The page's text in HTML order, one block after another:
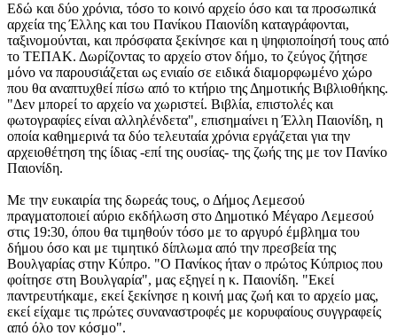
Εδώ και δύο χρόνια, τόσο το κοινό αρχείο όσο και τα προσωπικά
αρχεία της Έλλης και του Πανίκου Παιονίδη καταγράφονται,
ταξινομούνται, και πρόσφατα ξεκίνησε και η ψηφιοποίησή τους από
το ΤΕΠΑΚ. Δωρίζοντας το αρχείο στον δήμο, το ζεύγος ζήτησε
μόνο να παρουσιάζεται ως ενιαίο σε ειδικά διαμορφωμένο χώρο
που θα αναπτυχθεί πίσω από το κτήριο της Δημοτικής Βιβλιοθήκης.
"Δεν μπορεί το αρχείο να χωριστεί. Βιβλία, επιστολές και
φωτογραφίες είναι αλληλένδετα", επισημαίνει η Έλλη Παιονίδη, η
οποία καθημερινά τα δύο τελευταία χρόνια εργάζεται για την
αρχειοθέτηση της ίδιας -επί της ουσίας- της ζωής της με τον Πανίκο
Παιονίδη.
Με την ευκαιρία της δωρεάς τους, ο Δήμος Λεμεσού
πραγματοποιεί αύριο εκδήλωση στο Δημοτικό Μέγαρο Λεμεσού
στις 19:30, όπου θα τιμηθούν τόσο με το αργυρό έμβλημα του
δήμου όσο και με τιμητικό δίπλωμα από την πρεσβεία της
Βουλγαρίας στην Κύπρο. "Ο Πανίκος ήταν ο πρώτος Κύπριος που
φοίτησε στη Βουλγαρία", μας εξηγεί η κ. Παιονίδη. "Εκεί
παντρευτήκαμε, εκεί ξεκίνησε η κοινή μας ζωή και το αρχείο μας,
εκεί είχαμε τις πρώτες συναναστροφές με κορυφαίους συγγραφείς
από όλο τον κόσμο".